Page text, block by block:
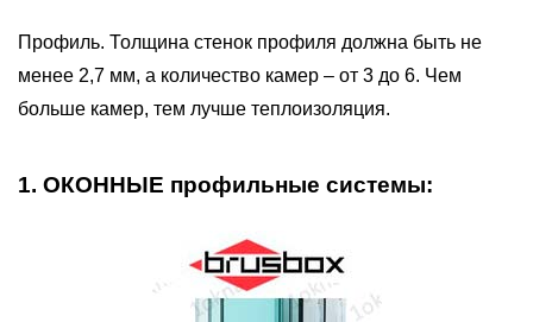
Профиль. Толщина стенок профиля должна быть не
менее 2,7 мм, а количество камер – от 3 до 6. Чем
больше камер, тем лучше теплоизоляция.
1. ОКОННЫЕ профильные системы: